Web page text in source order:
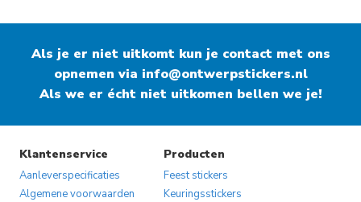
Als je er niet uitkomt kun je contact met ons
opnemen via info@ontwerpstickers.nl
Als we er écht niet uitkomen bellen we je!
Klantenservice
Aanleverspecificaties
Algemene voorwaarden
Producten
Feest stickers
Keuringsstickers